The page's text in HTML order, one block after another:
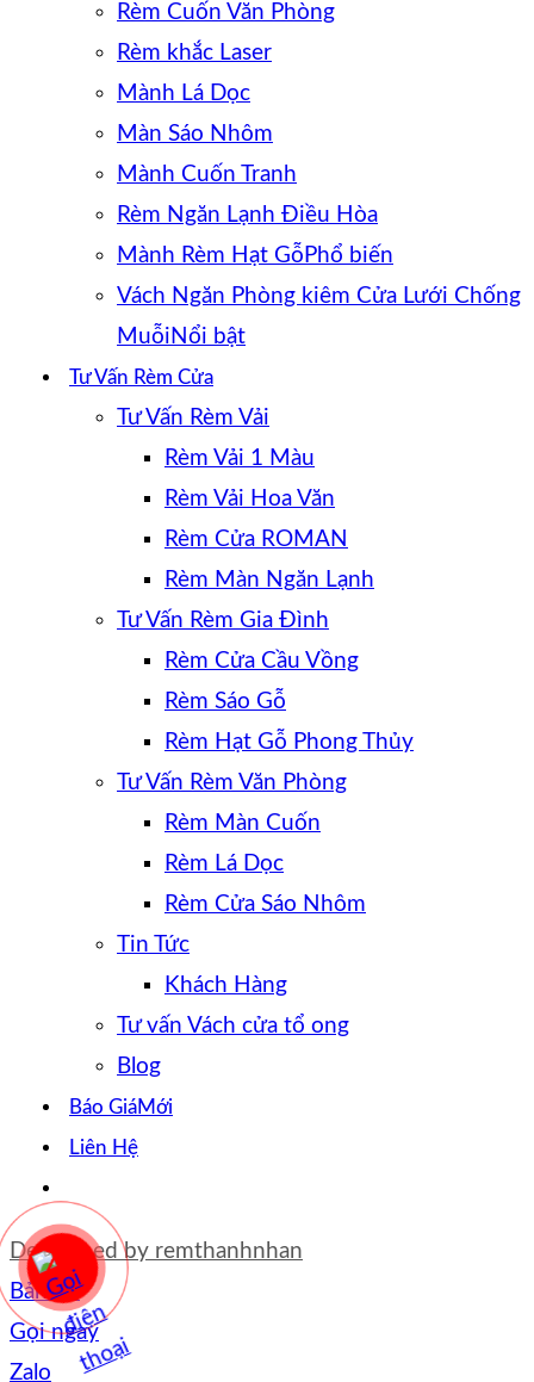
Rèm Cuốn Văn Phòng
Rèm khắc Laser
Mành Lá Dọc
Màn Sáo Nhôm
Mành Cuốn Tranh
Rèm Ngăn Lạnh Điều Hòa
Mành Rèm Hạt Gỗ
Vách Ngăn Phòng kiêm Cửa Lưới Chống
Muỗi
Tư Vấn Rèm Cửa
Tư Vấn Rèm Vải
Rèm Vải 1 Màu
Rèm Vải Hoa Văn
Rèm Cửa ROMAN
Rèm Màn Ngăn Lạnh
Tư Vấn Rèm Gia Đình
Rèm Cửa Cầu Vồng
Rèm Sáo Gỗ
Rèm Hạt Gỗ Phong Thủy
Tư Vấn Rèm Văn Phòng
Rèm Màn Cuốn
Rèm Lá Dọc
Rèm Cửa Sáo Nhôm
Tin Tức
Khách Hàng
Tư vấn Vách cửa tổ ong
Blog
Báo Giá
Liên Hệ
Developed by remthanhnhan
Bản đồ
Gọi ngay
Zalo